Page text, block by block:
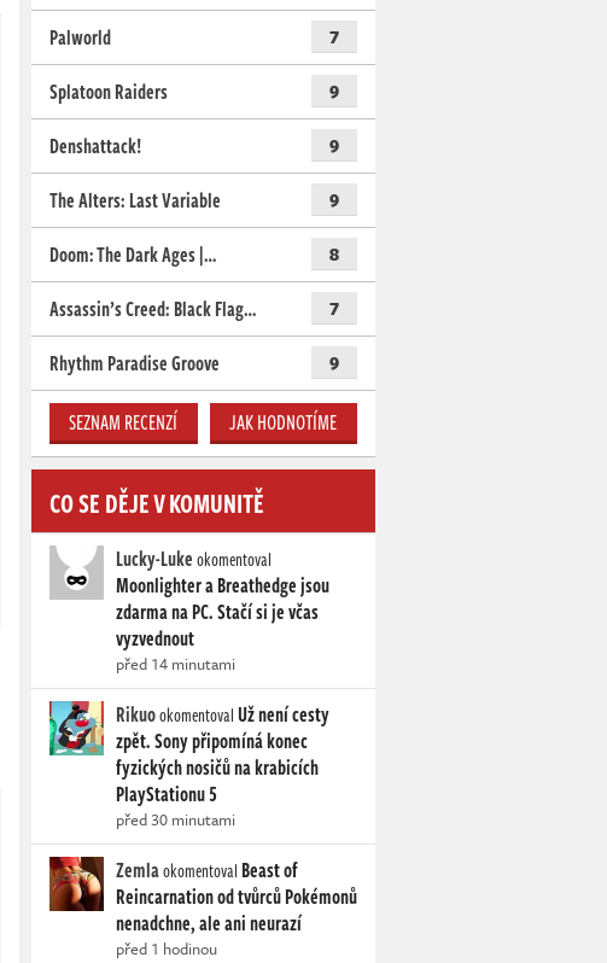
Palworld 7
Splatoon Raiders 9
Denshattack! 9
The Alters: Last Variable 9
Doom: The Dark Ages |… 8
Assassin’s Creed: Black Flag… 7
Rhythm Paradise Groove 9
SEZNAM RECENZÍ JAK HODNOTÍME
CO SE DĚJE V KOMUNITĚ
Lucky-Lukeokomentoval
Moonlighter a Breathedge jsou
zdarma na PC. Stačí si je včas
vyzvednout
před 14 minutami
RikuookomentovalUž není cesty
zpět. Sony připomíná konec
fyzických nosičů na krabicích
PlayStationu 5
před 30 minutami
Zemlaokomentoval Beast of
Reincarnation od tvůrců Pokémonů
nenadchne, ale ani neurazí
před 1 hodinou